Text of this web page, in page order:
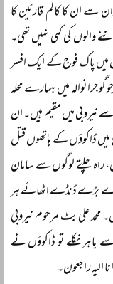
سے ان کا کالم قارئین کا
والوں کی کمی نہیں تھی۔
میں پاک فوج کے ایک افسر
میں ہمارے محلہ
میں مقیم ہیں۔ ان
میں ڈاکوؤں کے ہاتھوں قتل
راہ چلتے لوگوں سے سامان
بڑے بڑے ڈنڈے اٹھائے ہر
محمد علی بٹ مرحوم نیروبی
نکلے تو ڈاکوؤں نے
الیہ راجعون۔